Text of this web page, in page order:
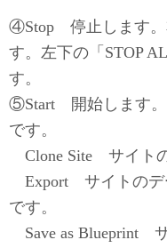
④Stop 停止します。
す。左下の「STOP
す。
⑤Start 開始します。
です。
Clone Site サイト
Export サイトのデ
です。
Save as Blueprint